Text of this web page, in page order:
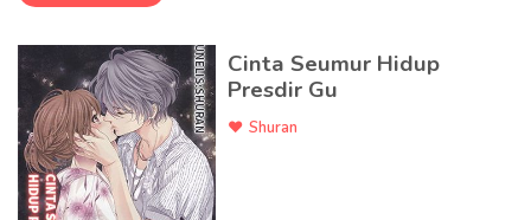
Cinta Seumur Hidup
Presdir Gu
Shuran